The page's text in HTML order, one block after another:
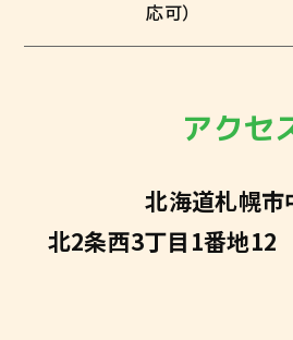
応可）
アクセ
北海道札幌市
北2条西3丁目1番地12